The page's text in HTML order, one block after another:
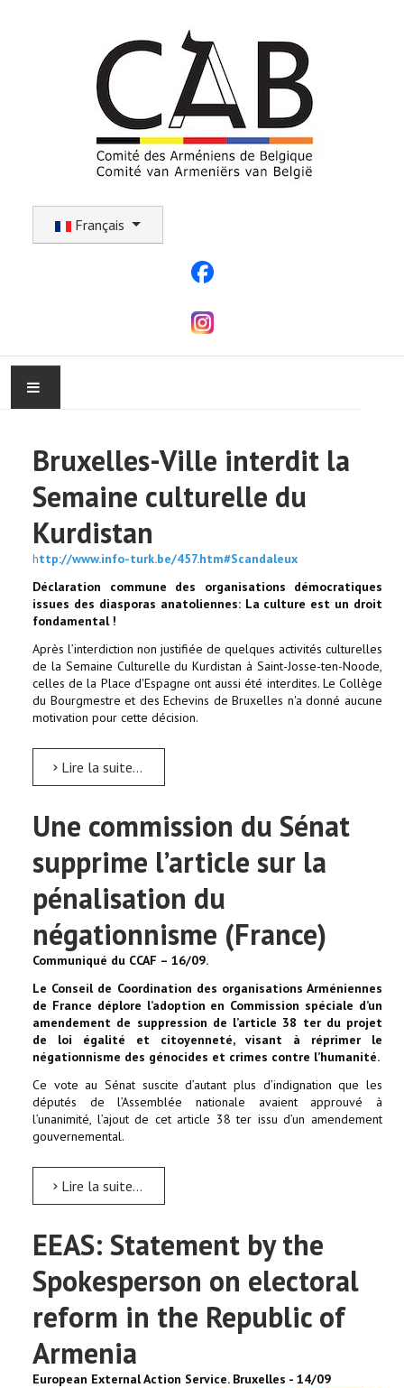
Français
ACTUALITÉ
COMMUNAUTÉ
EVÉNEMENTS
🔔 ELECTIONS 2026 🗳️
EGLISE
LE CENTRE
CONTACT
Bruxelles-Ville interdit la
Semaine culturelle du
Kurdistan
http://www.info-turk.be/457.htm#Scandaleux
Déclaration commune des organisations démocratiques
issues des diasporas anatoliennes: La culture est un droit
fondamental !
Après l’interdiction non justifiée de quelques activités culturelles
de la Semaine Culturelle du Kurdistan à Saint-Josse-ten-Noode,
celles de la Place d'Espagne ont aussi été interdites. Le Collège
du Bourgmestre et des Echevins de Bruxelles n'a donné aucune
motivation pour cette décision.
Lire la suite...
Une commission du Sénat
supprime l’article sur la
pénalisation du
négationnisme (France)
Communiqué du CCAF – 16/09.
Le Conseil de Coordination des organisations Arméniennes
de France déplore l’adoption en Commission spéciale d’un
amendement de suppression de l’article 38 ter du projet
de loi égalité et citoyenneté, visant à réprimer le
négationnisme des génocides et crimes contre l’humanité.
Ce vote au Sénat suscite d’autant plus d’indignation que les
députés de l’Assemblée nationale avaient approuvé à
l’unanimité, l’ajout de cet article 38 ter issu d’un amendement
gouvernemental.
Lire la suite...
EEAS: Statement by the
Spokesperson on electoral
reform in the Republic of
Armenia
European External Action Service. Bruxelles - 14/09